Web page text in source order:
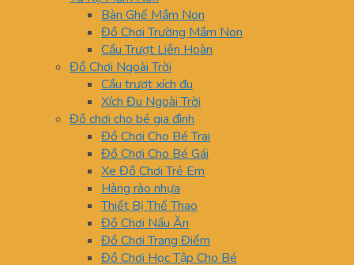
Bàn Ghế Mầm Non
Đồ Chơi Trường Mầm Non
Cầu Trượt Liên Hoàn
Đồ Chơi Ngoài Trời
Cầu trượt xích đu
Xích Đu Ngoài Trời
Đồ chơi cho bé gia đình
Đồ Chơi Cho Bé Trai
Đồ Chơi Cho Bé Gái
Xe Đồ Chơi Trẻ Em
Hàng rào nhựa
Thiết Bị Thể Thao
Đồ Chơi Nấu Ăn
Đồ Chơi Trang Điểm
Đồ Chơi Học Tập Cho Bé